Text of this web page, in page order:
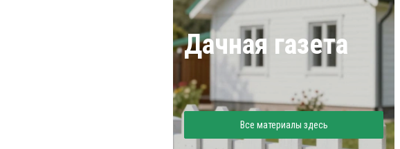
Дачная газета
Все материалы здесь